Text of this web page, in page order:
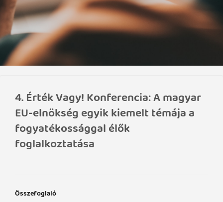
4. Érték Vagy! Konferencia: A magyar
EU-elnökség egyik kiemelt témája a
fogyatékossággal élők
foglalkoztatása
Összefoglaló